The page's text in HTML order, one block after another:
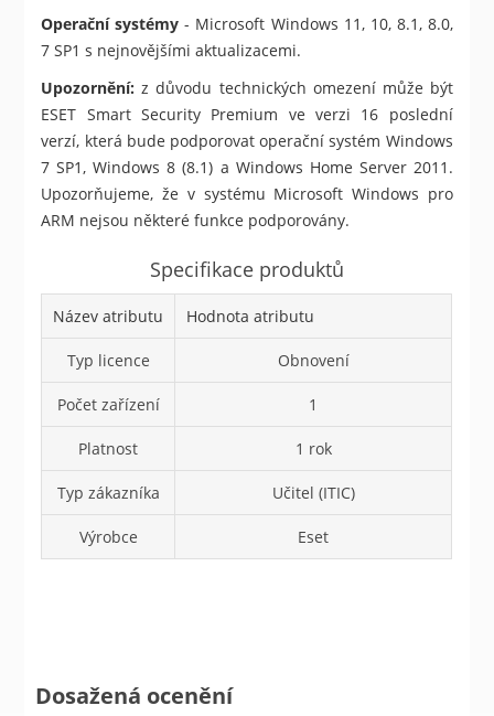
Operační systémy - Microsoft Windows 11, 10, 8.1, 8.0,
7 SP1 s nejnovějšími aktualizacemi.
Upozornění: z důvodu technických omezení může být
ESET Smart Security Premium ve verzi 16 poslední
verzí, která bude podporovat operační systém Windows
7 SP1, Windows 8 (8.1) a Windows Home Server 2011.
Upozorňujeme, že v systému Microsoft Windows pro
ARM nejsou některé funkce podporovány.
Specifikace produktů
Název atributu Hodnota atributu
Typ licence Obnovení
Počet zařízení 1
Platnost 1 rok
Typ zákazníka Učitel (ITIC)
Výrobce Eset
Dosažená ocenění